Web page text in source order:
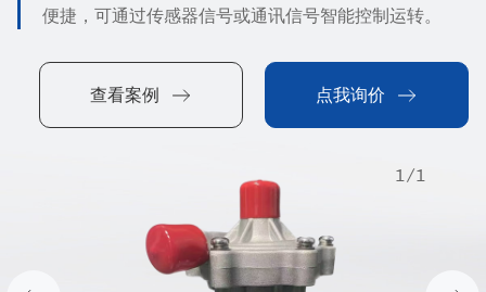
便捷，可通过传感器信号或通讯信号智能控制运转。
查看案例 点我询价
1 / 1